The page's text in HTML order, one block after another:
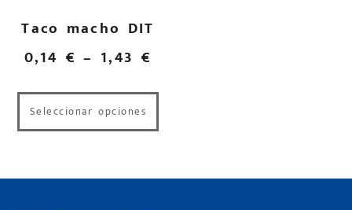
Taco macho DIT
0,14 € – 1,43 €
Seleccionar opciones